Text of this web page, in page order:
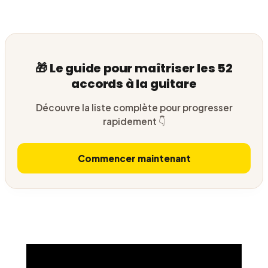
🎁 Le guide pour maîtriser les 52
accords à la guitare
Découvre la liste complète pour progresser
rapidement 👇
Commencer maintenant